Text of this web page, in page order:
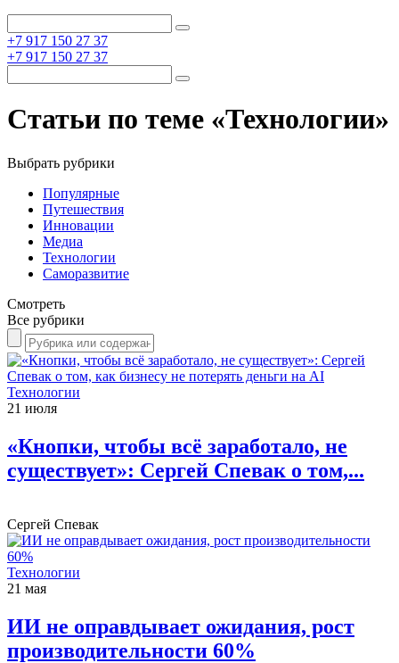
+7 917 150 27 37
+7 917 150 27 37
Статьи по теме «Технологии»
Выбрать рубрики
Популярные
Путешествия
Инновации
Медиа
Технологии
Саморазвитие
Смотреть
Все рубрики
Технологии
21 июля
«Кнопки, чтобы всё заработало, не
существует»: Сергей Спевак о том,...
Сергей Спевак
Технологии
21 мая
ИИ не оправдывает ожидания, рост
производительности 60%